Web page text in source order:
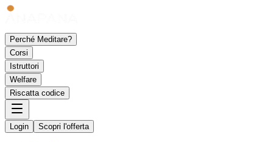
Perché Meditare?
Corsi
Istruttori
Welfare
Riscatta codice
Login Scopri l'offerta